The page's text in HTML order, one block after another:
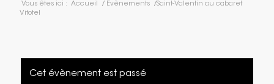
Vous êtes ici : Accueil / Évènements /Saint-Valentin au cabaret
Vitotel
Cet évènement est passé